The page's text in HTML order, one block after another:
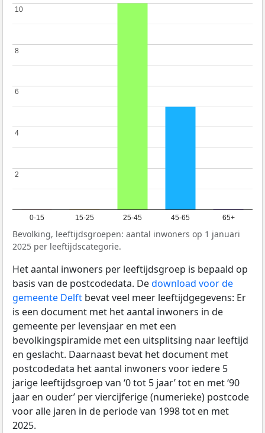
0-15 15-25 25-45 45-65 65+
2
2
4
4
6
6
8
8
10
10
Bevolking, leeftijdsgroepen: aantal inwoners op 1 januari
2025 per leeftijdscategorie.
Het aantal inwoners per leeftijdsgroep is bepaald op
basis van de postcodedata. Dedownload voor de
gemeente Delft bevat veel meer leeftijdgegevens: Er
is een document met het aantal inwoners in de
gemeente per levensjaar en met een
bevolkingspiramide met een uitsplitsing naar leeftijd
en geslacht. Daarnaast bevat het document met
postcodedata het aantal inwoners voor iedere 5
jarige leeftijdsgroep van ‘0 tot 5 jaar’ tot en met ‘90
jaar en ouder’ per viercijferige (numerieke) postcode
voor alle jaren in de periode van 1998 tot en met
2025.